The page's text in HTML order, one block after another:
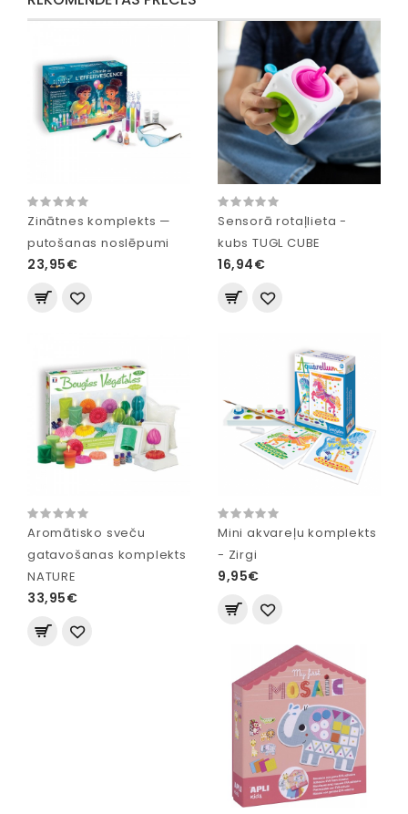
Zinātnes komplekts —
putošanas noslēpumi
23,95€
Sensorā rotaļlieta -
kubs TUGL CUBE
16,94€
Aromātisko sveču
gatavošanas komplekts
NATURE
33,95€
Mini akvareļu komplekts
- Zirgi
9,95€